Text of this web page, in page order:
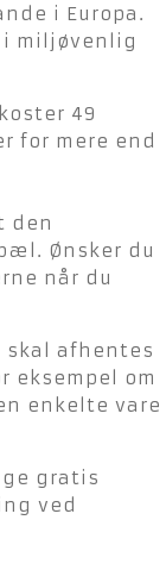
i Europa.
miljøvenlig
49
for mere end
den
Ønsker du
når du
skal afhentes
eksempel om
enkelte vare
gratis
ved